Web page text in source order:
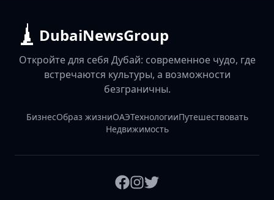
DubaiNewsGroup
Откройте для себя Дубай: современное чудо, где
встречаются культуры, а возможности
безграничны.
БизнесОбраз жизниОАЭТехнологииПутешествовать
Недвижимость